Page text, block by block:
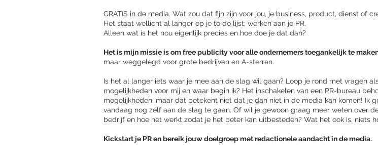
GRATIS in de media. Wat zou dat fijn zijn voor jou, je business, product, dienst of
Het staat wellicht al langer op je to do lijst; werken aan je PR.
Alleen wat is het nou eigenlijk precies en hoe doe je dat dan?
Het is mijn missie is om free publicity voor alle ondernemers toegankelijk te
maar weggelegd voor grote bedrijven en A-sterren.
Is het al langer iets waar je mee aan de slag wil gaan? Loop je rond met vragen
mogelijkheden voor mij en waar begin ik? Het inschakelen van een PR-bureau
mogelijkheden, maar dat betekent niet dat je dan niet in de media kan komen! Ik
vandaag nog zélf aan de slag te gaan. Of wil je gewoon graag meer weten over
bedrijf en hoe het werkt zodat je het beter kan uitbesteden? Wat het ook is, niets
Kickstart je PR en bereik jouw doelgroep met redactionele aandacht in de media.